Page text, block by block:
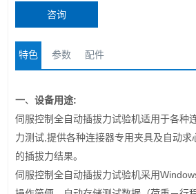
咨询
特色 参数 配件
一、设备用途:
伺服控制全自动插拔力试验机适用于各种
力测试 ,提供各种连接器专用夹具及自动求
的插拔力结果。
伺服控制全自动插拔力试验机采用